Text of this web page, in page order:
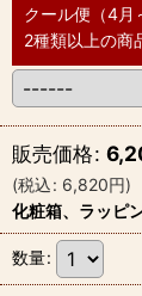
クール便（4月
2種類以上の商
販売価格:
(税込: 6,820円)
化粧箱、ラッピ
数量: